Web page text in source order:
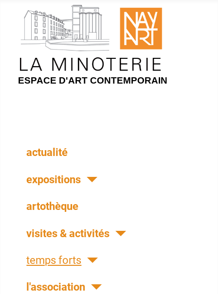
ESPACE D'ART CONTEMPORAIN
actualité
expositions
artothèque
visites & activités
temps forts
l'association